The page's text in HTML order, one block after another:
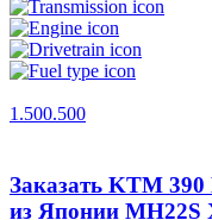
1.500.500
Заказать KTM 390
из Японии MH22S